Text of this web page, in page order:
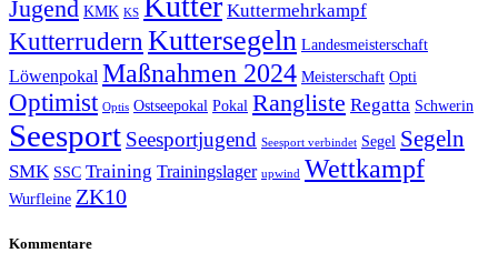
Jugend KMK KS Kuttermehrkampf
Kutterrudern Kuttersegeln Landesmeisterschaft
Löwenpokal Maßnahmen 2024 Meisterschaft Opti
Optimist Optis Ostseepokal Pokal Rangliste Regatta Schwerin
Seesport Seesportjugend Seesport verbindet Segel Segeln
SMK SSC Training Trainingslager upwind Wettkampf
Wurfleine ZK10
Kommentare